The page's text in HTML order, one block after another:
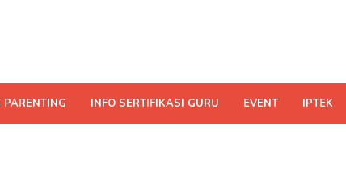
PARENTING INFO SERTIFIKASI GURU EVENT IPTEK